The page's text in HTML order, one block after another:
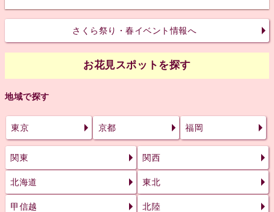
さくら祭り・春イベント情報へ
お花見スポットを探す
地域で探す
東京 京都 福岡
関東 関西
北海道 東北
甲信越 北陸